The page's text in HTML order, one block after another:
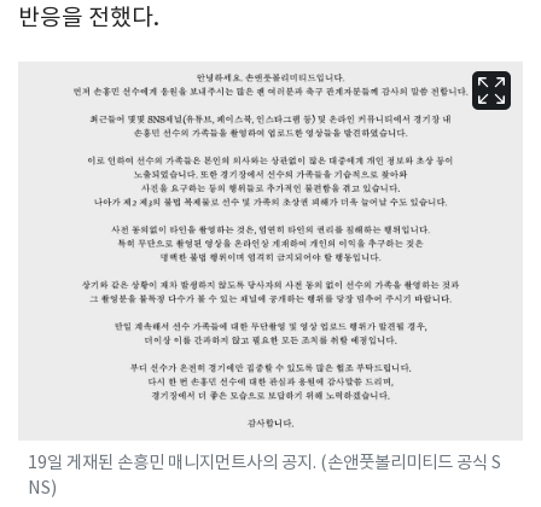
반응을 전했다.
19일 게재된 손흥민 매니지먼트사의 공지. (손앤풋볼리미티드 공식 S
NS)